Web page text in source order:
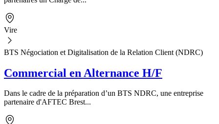
Vire
BTS Négociation et Digitalisation de la Relation Client (NDRC)
Commercial en Alternance H/F
Dans le cadre de la préparation d’un BTS NDRC, une entreprise
partenaire d'AFTEC Brest...